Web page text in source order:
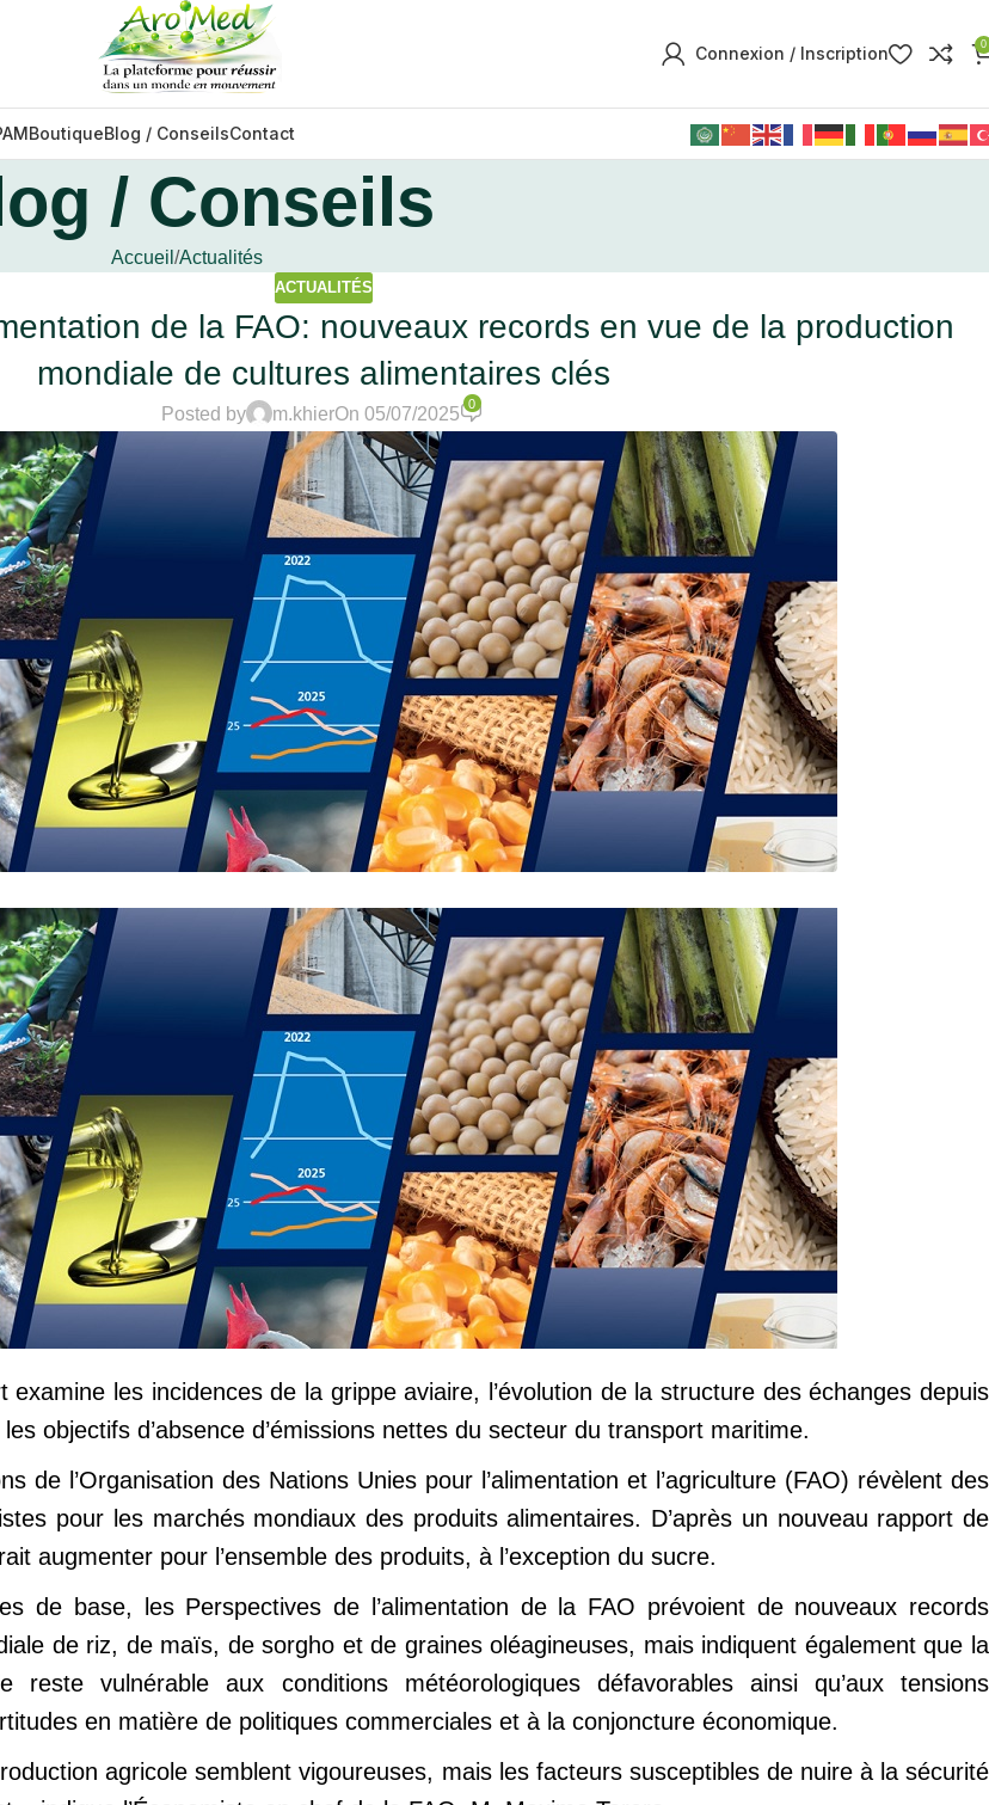
Connexion / Inscription 0
BoutiqueBlog / ConseilsContact
/ Conseils
Accueil Actualités
ACTUALITÉS
de la FAO: nouveaux records en vue de la production
mondiale de cultures alimentaires clés
Posted by m.khierOn 05/07/2025
0
examine les incidences de la grippe aviaire, l’évolution de la structure des échanges depuis
objectifs d’absence d’émissions nettes du secteur du transport maritime.
de l’Organisation des Nations Unies pour l’alimentation et l’agriculture (FAO) révèlent des
pour les marchés mondiaux des produits alimentaires. D’après un nouveau rapport de
augmenter pour l’ensemble des produits, à l’exception du sucre.
de base, les Perspectives de l’alimentation de la FAO prévoient de nouveaux records
de riz, de maïs, de sorgho et de graines oléagineuses, mais indiquent également que la
reste vulnérable aux conditions météorologiques défavorables ainsi qu’aux tensions
en matière de politiques commerciales et à la conjoncture économique.
agricole semblent vigoureuses, mais les facteurs susceptibles de nuire à la sécurité